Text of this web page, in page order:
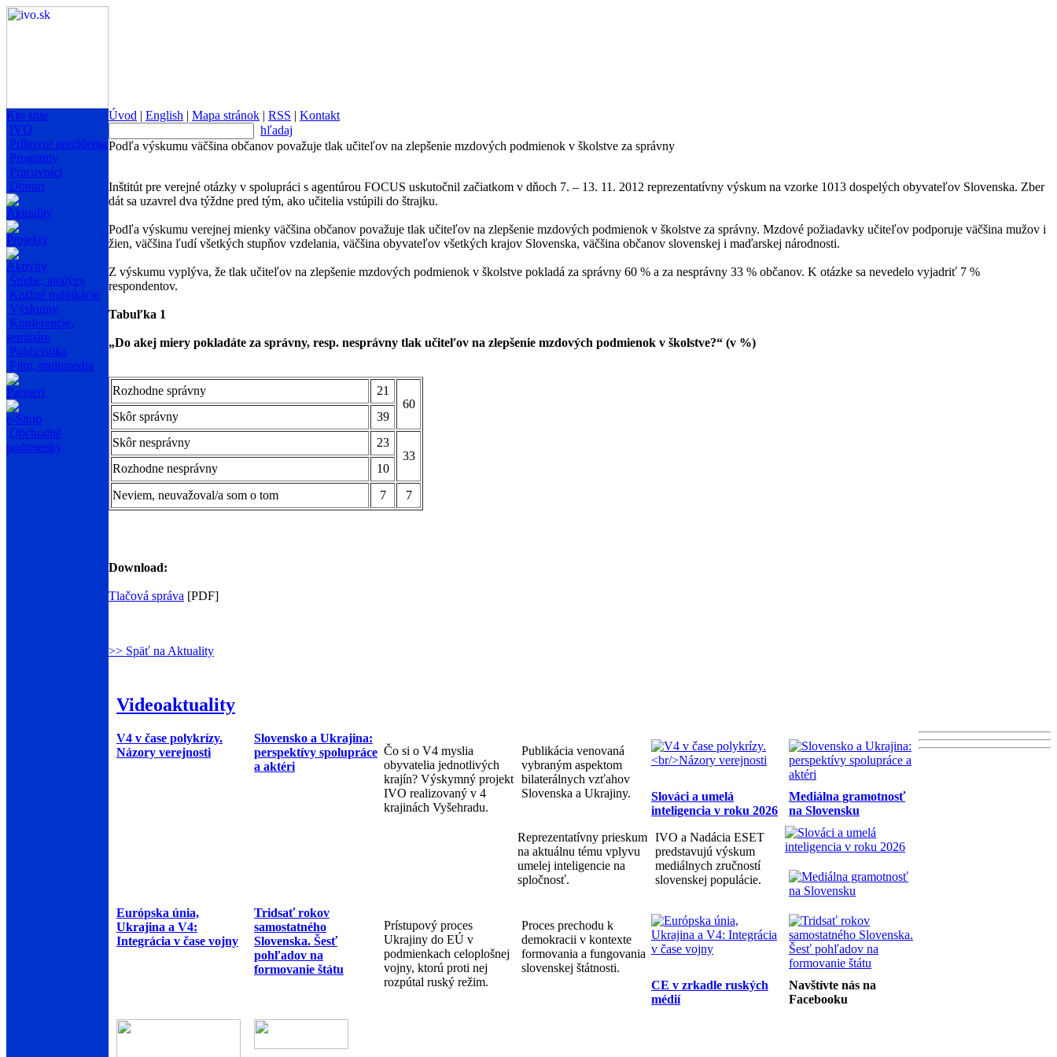
Kto sme
IVO
Príhovor prezidenta
Programy
Pracovníci
Donori
Aktuality
Projekty
Aktivity
Štúdie, analýzy
Knižné publikácie
Výskumy
Konferencie,
semináre
Publicistika
Film, multimedia
Partneri
e-Shop
Obchodné
podmienky
Úvod | English | Mapa stránok | RSS | Kontakt
hľadaj
Podľa výskumu väčšina občanov považuje tlak učiteľov na zlepšenie mzdových podmienok v školstve za správny
Inštitút pre verejné otázky v spolupráci s agentúrou FOCUS uskutočnil začiatkom v dňoch 7. – 13. 11. 2012 reprezentatívny výskum na vzorke 1013 dospelých obyvateľov Slovenska. Zber
dát sa uzavrel dva týždne pred tým, ako učitelia vstúpili do štrajku.
Podľa výskumu verejnej mienky väčšina občanov považuje tlak učiteľov na zlepšenie mzdových podmienok v školstve za správny. Mzdové požiadavky učiteľov podporuje väčšina mužov i
žien, väčšina ľudí všetkých stupňov vzdelania, väčšina obyvateľov všetkých krajov Slovenska, väčšina občanov slovenskej i maďarskej národnosti.
Z výskumu vyplýva, že tlak učiteľov na zlepšenie mzdových podmienok v školstve pokladá za správny 60 % a za nesprávny 33 % občanov. K otázke sa nevedelo vyjadriť 7 %
respondentov.
Tabuľka 1
„Do akej miery pokladáte za správny, resp. nesprávny tlak učiteľov na zlepšenie mzdových podmienok v školstve?“ (v %)
Rozhodne správny
21
60
Skôr správny
39
Skôr nesprávny
23
33
Rozhodne nesprávny
10
Neviem, neuvažoval/a som o tom
7 7
Download:
Tlačová správa [PDF]
>> Späť na Aktuality
Videoaktuality
V4 v čase polykrízy.
Názory verejnosti
Slovensko a Ukrajina:
perspektívy spolupráce
a aktéri
Čo si o V4 myslia
obyvatelia jednotlivých
krajín? Výskymný projekt
IVO realizovaný v 4
krajinách Vyšehradu.
Publikácia venovaná
vybraným aspektom
bilaterálnych vzťahov
Slovenska a Ukrajiny.
Slováci a umelá
inteligencia v roku 2026
Mediálna gramotnosť
na Slovensku
Reprezentatívny prieskum
na aktuálnu tému vplyvu
umelej inteligencie na
spločnosť.
IVO a Nadácia ESET
predstavujú výskum
mediálnych zručností
slovenskej populácie.
Európska únia,
Ukrajina a V4:
Integrácia v čase vojny
Tridsať rokov
samostatného
Slovenska. Šesť
pohľadov na
formovanie štátu
Prístupový proces
Ukrajiny do EÚ v
podmienkach celoplošnej
vojny, ktorú proti nej
rozpútal ruský režim.
Proces prechodu k
demokracii v kontexte
formovania a fungovania
slovenskej štátnosti.
CE v zrkadle ruských
médií
Navštívte nás na
Facebooku